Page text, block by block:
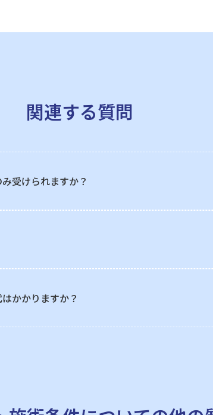
関連する質問
受けられますか？
かかりますか？